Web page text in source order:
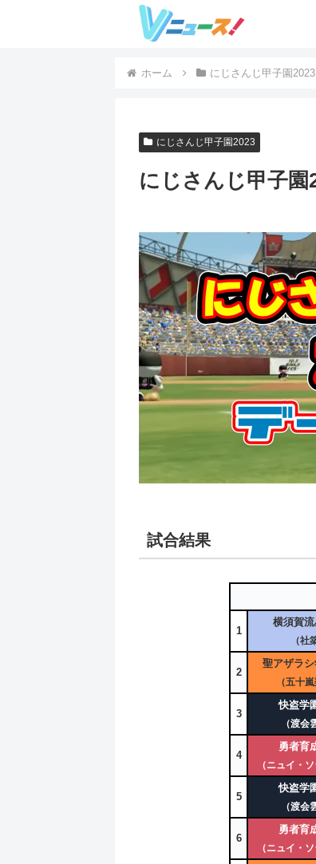
ホーム にじさんじ甲子園2023
にじさんじ甲子園2023
にじさんじ甲子園
試合結果
1
横須賀
（社
2
聖アザラ
（五十嵐
3
快盗学
（渡会
4
勇者育
（ニュイ・
5
快盗学
（渡会
6
勇者育
（ニュイ・